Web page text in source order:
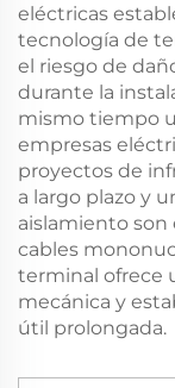
eléctricas
tecnología de
el riesgo de
durante la
mismo tiempo
empresas
proyectos de
a largo plazo y
aislamiento son
cables
terminal ofrece
mecánica y
útil prolongada.